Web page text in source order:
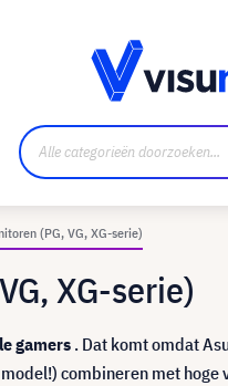
(PG, VG, XG-serie)
XG-serie)
gamers. Dat komt omdat
combineren met